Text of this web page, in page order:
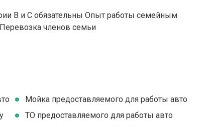
В и С обязательны Опыт работы семейным
членов семьи
Мойка предоставляемого для работы авто
ТО предоставляемого для работы авто